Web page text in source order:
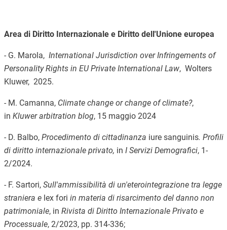
Area di Diritto Internazionale e Diritto dell'Unione europea
- G. Marola, International Jurisdiction over Infringements of
Personality Rights in EU Private International Law, Wolters
Kluwer, 2025.
- M. Camanna, Climate change or change of climate?,
in Kluwer arbitration blog, 15 maggio 2024
- D. Balbo, Procedimento di cittadinanza iure sanguinis. Profili
di diritto internazionale privato, in I Servizi Demografici, 1-
2/2024.
- F. Sartori, Sull'ammissibilità di un'eterointegrazione tra legge
straniera e lex fori in materia di risarcimento del danno non
patrimoniale, in Rivista di Diritto Internazionale Privato e
Processuale, 2/2023, pp. 314-336;